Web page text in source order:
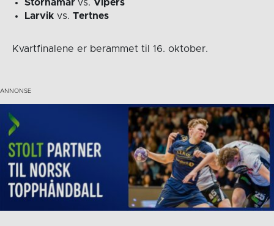
Storhamar vs. Vipers
Larvikvs. Tertnes
Kvartfinalene er berammet til 16. oktober.